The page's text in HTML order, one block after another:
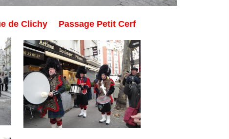
de Clichy Passage Petit Cerf